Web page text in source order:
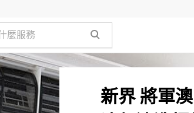
新界 將軍澳